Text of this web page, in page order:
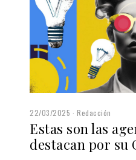
22/03/2025 Redacción
Estas son las
destacan por su